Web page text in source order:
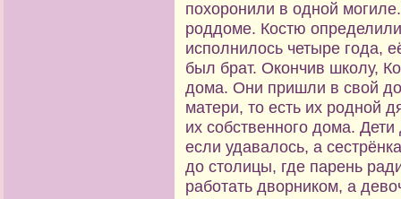
похоронили в одной
роддоме. Костю
исполнилось четыре года,
был брат. Окончив школу,
дома. Они пришли в свой
матери, то есть их родной
их собственного дома.
если удавалось, а
до столицы, где парень
работать дворником, а